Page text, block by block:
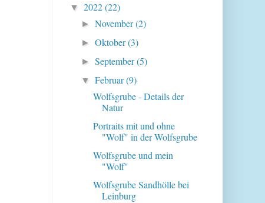
▼ 2022(22)
►November(2)
►Oktober(3)
►September(5)
▼Februar(9)
Wolfsgrube - Details der
Natur
Portraits mit und ohne
"Wolf" in der Wolfsgrube
Wolfsgrube und mein
"Wolf"
Wolfsgrube Sandhölle bei
Leinburg